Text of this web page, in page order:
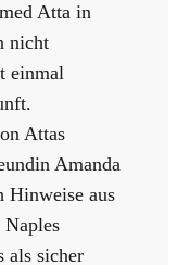
Atta in
nicht
einmal
Attas
Amanda
Hinweise aus
Naples
als sicher